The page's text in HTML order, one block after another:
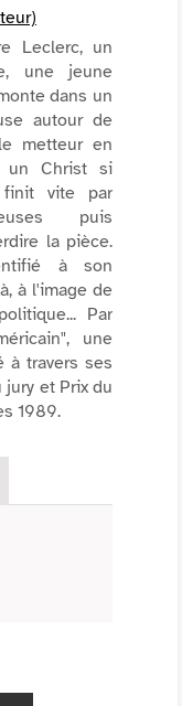
Leclerc, un
une jeune
dans un
autour de
metteur en
un Christ si
finit vite par
puis
la pièce.
à son
à l'image de
Par
une
à travers ses
jury et Prix du
1989.